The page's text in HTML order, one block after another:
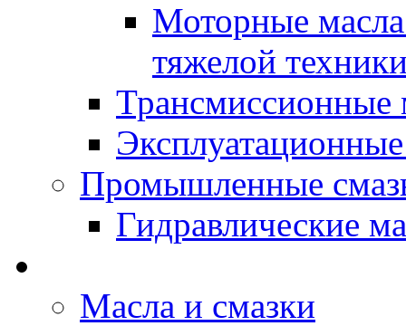
Моторные
тяжелой
Трансмиссионные
Промышленные
Гидравлические
Масла и смазки